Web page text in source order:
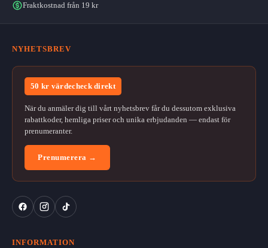
Fraktkostnad från 19 kr
NYHETSBREV
50 kr värdecheck direkt
När du anmäler dig till vårt nyhetsbrev får du dessutom exklusiva
rabattkoder, hemliga priser och unika erbjudanden — endast för
prenumeranter.
Prenumerera →
INFORMATION